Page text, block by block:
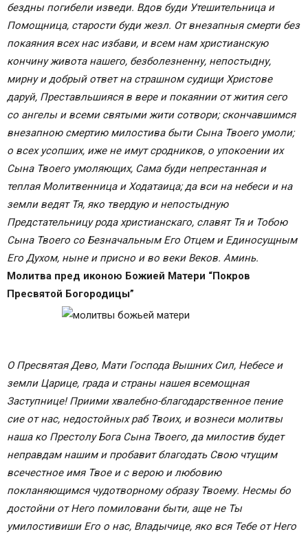
бездны погибели изведи. Вдов буди Утешительница и
Помощница, старости буди жезл. От внезапныя смерти без
покаяния всех нас избави, и всем нам христианскую
кончину живота нашего, безболезненну, непостыдну,
мирну и добрый ответ на страшном судищи Христове
даруй, Преставльшияся в вере и покаянии от жития сего
со ангелы и всеми святыми жити сотвори; скончавшимся
внезапною смертию милостива быти Сына Твоего умоли;
о всех усопших, иже не имут сродников, о упокоении их
Сына Твоего умоляющих, Сама буди непрестанная и
теплая Молитвенница и Ходатаица; да вси на небеси и на
земли ведят Тя, яко твердую и непостыдную
Предстательницу рода христианскаго, славят Тя и Тобою
Сына Твоего со Безначальным Его Отцем и Единосущным
Его Духом, ныне и присно и во веки Веков. Аминь.
Молитва пред иконою Божией Матери “Покров
Пресвятой Богородицы”
О Пресвятая Дево, Мати Господа Вышних Сил, Небесе и
земли Царице, града и страны нашея всемощная
Заступнице! Приими хвалебно-благодарственное пение
сие от нас, недостойных раб Твоих, и вознеси молитвы
наша ко Престолу Бога Сына Твоего, да милостив будет
неправдам нашим и пробавит благодать Свою чтущим
всечестное имя Твое и с верою и любовию
покланяющимся чудотворному образу Твоему. Несмы бо
достойни от Него помиловани быти, аще не Ты
умилостивиши Его о нас, Владычице, яко вся Тебе от Него